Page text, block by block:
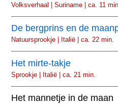
Volksverhaal | Suriname | ca. 11 min.
De bergprins en de
Natuursprookje | Italië | ca. 22 min.
Het mirte-takje
Sprookje | Italië | ca. 21 min.
Het mannetje in de maan